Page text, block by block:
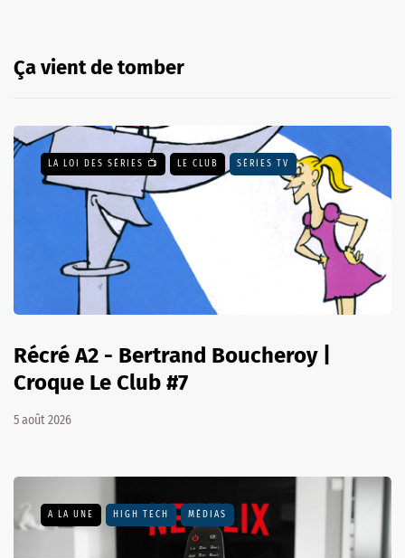
Ça vient de tomber
LA LOI DES SÉRIES 📺 LE CLUB SÉRIES TV
Récré A2 - Bertrand Boucheroy |
Croque Le Club #7
5 août 2026
A LA UNE HIGH TECH MÉDIAS